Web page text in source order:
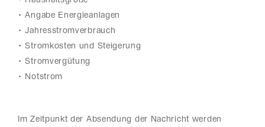
• Angabe Energieanlagen
• Jahresstromverbrauch
• Stromkosten und Steigerung
• Stromvergütung
• Notstrom
Im Zeitpunkt der Absendung der Nachricht werden